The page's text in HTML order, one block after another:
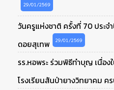
29/01/2569
วันครูแห่งชาติ ครั้งที่ 70 ประ
ดอยสุเทพ
29/01/2569
รร.หอพระ ร่วมพิธีทำบุญ เนื่อ
โรงเรียนสันป่ายางวิทยาคม ค